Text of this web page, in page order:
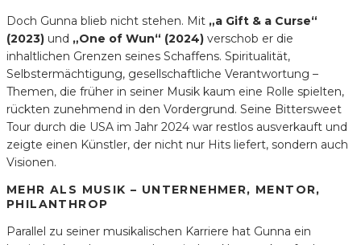
Doch Gunna blieb nicht stehen. Mit „a Gift & a Curse“
(2023) und „One of Wun“ (2024) verschob er die
inhaltlichen Grenzen seines Schaffens. Spiritualität,
Selbstermächtigung, gesellschaftliche Verantwortung –
Themen, die früher in seiner Musik kaum eine Rolle spielten,
rückten zunehmend in den Vordergrund. Seine Bittersweet
Tour durch die USA im Jahr 2024 war restlos ausverkauft und
zeigte einen Künstler, der nicht nur Hits liefert, sondern auch
Visionen.
MEHR ALS MUSIK – UNTERNEHMER, MENTOR,
PHILANTHROP
Parallel zu seiner musikalischen Karriere hat Gunna ein